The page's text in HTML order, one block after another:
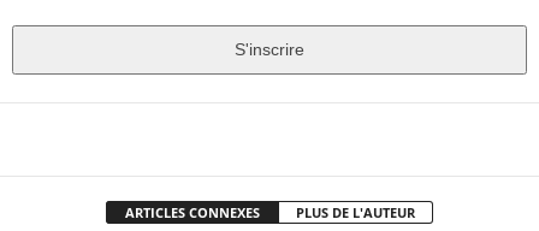
S'inscrire
T
ARTICLES CONNEXES PLUS DE L'AUTEUR